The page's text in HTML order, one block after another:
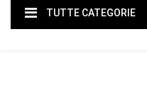
TUTTE CATEGORIE